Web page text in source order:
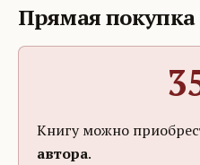
Прямая покупка
Книгу можно
автора.